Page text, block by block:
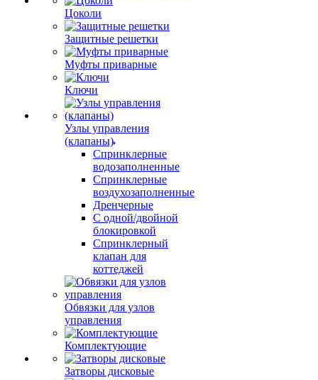
Цоколи
Защитные решетки
Муфты приварные
Ключи
Узлы управления
(клапаны)
Спринклерные
водозаполненные
Спринклерные
воздухозаполненные
Дренчерные
С одной/двойной
блокировкой
Спринклерный
клапан для
коттеджей
Обвязки для узлов
управления
Комплектующие
Затворы дисковые